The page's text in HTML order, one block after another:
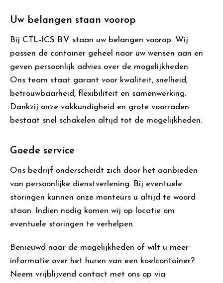
Uw belangen staan voorop
Bij CTL-ICS B.V. staan uw belangen voorop. Wij
passen de container geheel naar uw wensen aan en
geven persoonlijk advies over de mogelijkheden.
Ons team staat garant voor kwaliteit, snelheid,
betrouwbaarheid, flexibiliteit en samenwerking.
Dankzij onze vakkundigheid en grote voorraden
bestaat snel schakelen altijd tot de mogelijkheden.
Goede service
Ons bedrijf onderscheidt zich door het aanbieden
van persoonlijke dienstverlening. Bij eventuele
storingen kunnen onze monteurs u altijd te woord
staan. Indien nodig komen wij op locatie om
eventuele storingen te verhelpen.
Benieuwd naar de mogelijkheden of wilt u meer
informatie over het huren van een koelcontainer?
Neem vrijblijvend contact met ons op via